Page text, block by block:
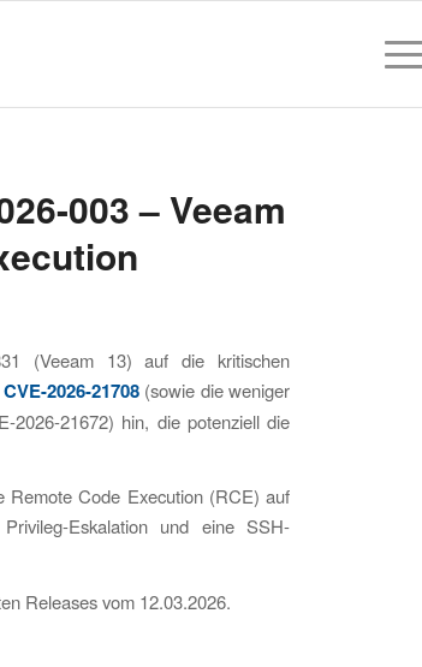
003 – Veeam
(Veeam 13) auf die kritischen
2026-21708(sowie die weniger
2026-21672) hin, die potenziell die
Remote Code Execution (RCE) auf
Eskalation und eine SSH-
Releases vom 12.03.2026.